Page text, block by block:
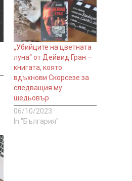
„Убийците на цветната
луна“ от Дейвид Гран –
книгата, която
вдъхнови Скорсезе за
следващия му
шедьовър
06/10/2023
In "България"